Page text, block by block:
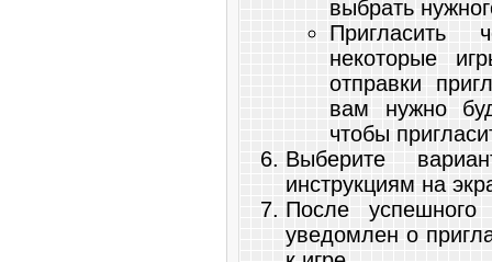
выбрать
Пригласить
некоторые
отправки
вам нужно
чтобы
Выберите
инструкциям на
После
уведомлен о